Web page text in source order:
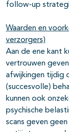
follow-up
Waarden en
verzorgers)
Aan de ene kant
vertrouwen
afwijkingen tijdig
(succesvolle)
kunnen ook
psychische
scans geven